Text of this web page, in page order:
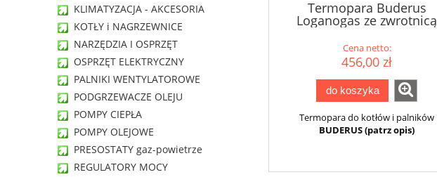
KLIMATYZACJA - AKCESORIA
KOTŁY i NAGRZEWNICE
NARZĘDZIA I OSPRZĘT
OSPRZĘT ELEKTRYCZNY
PALNIKI WENTYLATOROWE
PODGRZEWACZE OLEJU
POMPY CIEPŁA
POMPY OLEJOWE
PRESOSTATY gaz-powietrze
REGULATORY MOCY
Termopara Buderus
Loganogas ze zwrotnicą
Cena netto:
456,00 zł
do koszyka
Termopara do kotłów i palników
BUDERUS (patrz opis)